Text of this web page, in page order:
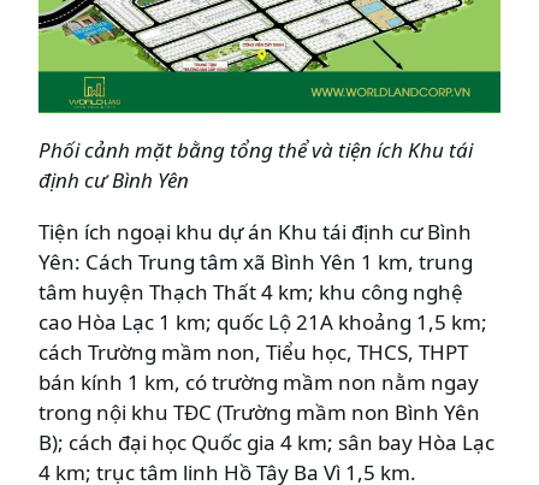
Phối cảnh mặt bằng tổng thể và tiện ích Khu tái
định cư Bình Yên
Tiện ích ngoại khu dự án Khu tái định cư Bình
Yên: Cách Trung tâm xã Bình Yên 1 km, trung
tâm huyện Thạch Thất 4 km; khu công nghệ
cao Hòa Lạc 1 km; quốc Lộ 21A khoảng 1,5 km;
cách Trường mầm non, Tiểu học, THCS, THPT
bán kính 1 km, có trường mầm non nằm ngay
trong nội khu TĐC (Trường mầm non Bình Yên
B); cách đại học Quốc gia 4 km; sân bay Hòa Lạc
4 km; trục tâm linh Hồ Tây Ba Vì 1,5 km.